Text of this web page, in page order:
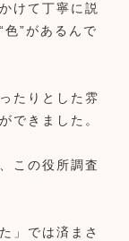
けて丁寧に説
”があるんで
たりとした雰
できました。
この役所調査
」では済まさ